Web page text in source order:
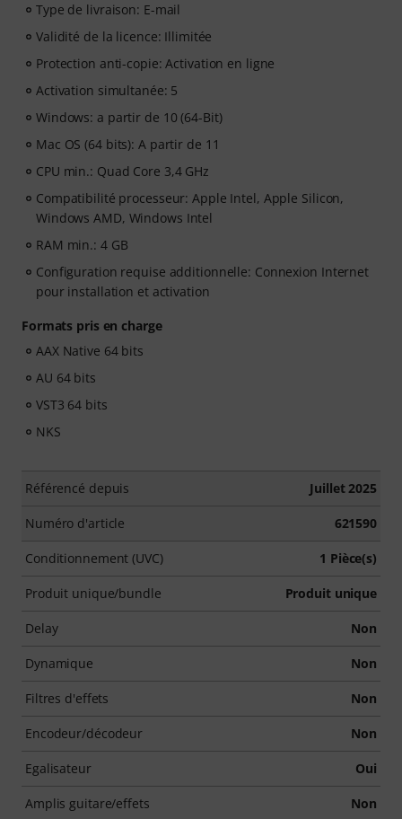
Type de livraison: E-mail
Validité de la licence: Illimitée
Protection anti-copie: Activation en ligne
Activation simultanée: 5
Windows: a partir de 10 (64-Bit)
Mac OS (64 bits): A partir de 11
CPU min.: Quad Core 3,4 GHz
Compatibilité processeur: Apple Intel, Apple Silicon,
Windows AMD, Windows Intel
RAM min.: 4 GB
Configuration requise additionnelle: Connexion Internet
pour installation et activation
Formats pris en charge
AAX Native 64 bits
AU 64 bits
VST3 64 bits
NKS
Référencé depuis Juillet 2025
Numéro d'article 621590
Conditionnement (UVC) 1 Pièce(s)
Produit unique/bundle Produit unique
Delay Non
Dynamique Non
Filtres d'effets Non
Encodeur/décodeur Non
Egalisateur Oui
Amplis guitare/effets Non